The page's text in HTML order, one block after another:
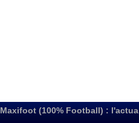
Maxifoot (100% Football) :